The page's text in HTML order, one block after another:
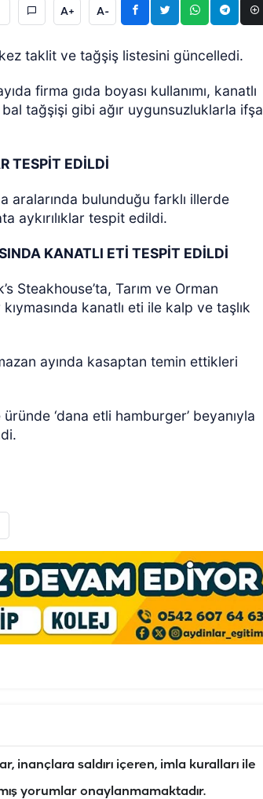
A+ A-
kez taklit ve tağşiş listesini güncelledi.
firma gıda boyası kullanımı, kanatlı
tağşişi gibi ağır uygunsuzluklarla ifşa
TESPİT EDİLDİ
aralarında bulunduğu farklı illerde
aykırılıklar tespit edildi.
KANATLI ETİ TESPİT EDİLDİ
Steakhouse’ta, Tarım ve Orman
kanatlı eti ile kalp ve taşlık
ayında kasaptan temin ettikleri
‘dana etli hamburger’ beyanıyla
saldırı içeren, imla kuralları ile
yorumlar onaylanmamaktadır.